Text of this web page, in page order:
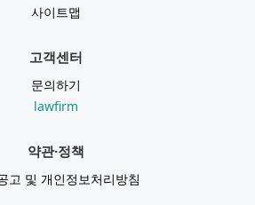
사이트맵
고객센터
문의하기
lawfirm
약관·정책
고 및 개인정보처리방침